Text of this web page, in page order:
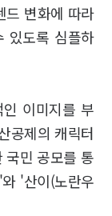
드 변화에 따라
있도록 심플하
이미지를 부
공제의 캐릭터
국민 공모를 통
'산이(노란우